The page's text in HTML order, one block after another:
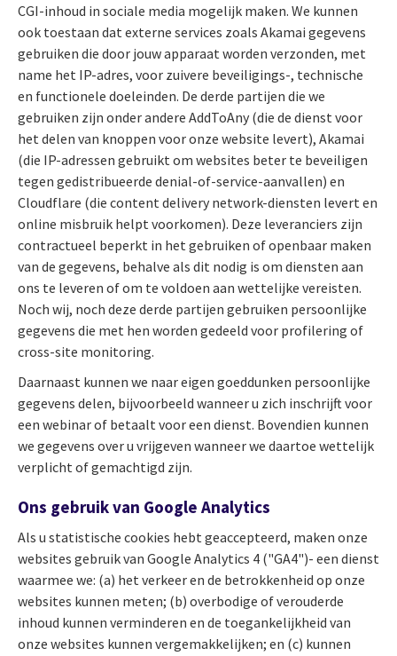
CGI-inhoud in sociale media mogelijk maken. We kunnen
ook toestaan dat externe services zoals Akamai gegevens
gebruiken die door jouw apparaat worden verzonden, met
name het IP-adres, voor zuivere beveiligings-, technische
en functionele doeleinden. De derde partijen die we
gebruiken zijn onder andere AddToAny (die de dienst voor
het delen van knoppen voor onze website levert), Akamai
(die IP-adressen gebruikt om websites beter te beveiligen
tegen gedistribueerde denial-of-service-aanvallen) en
Cloudflare (die content delivery network-diensten levert en
online misbruik helpt voorkomen). Deze leveranciers zijn
contractueel beperkt in het gebruiken of openbaar maken
van de gegevens, behalve als dit nodig is om diensten aan
ons te leveren of om te voldoen aan wettelijke vereisten.
Noch wij, noch deze derde partijen gebruiken persoonlijke
gegevens die met hen worden gedeeld voor profilering of
cross-site monitoring.
Daarnaast kunnen we naar eigen goeddunken persoonlijke
gegevens delen, bijvoorbeeld wanneer u zich inschrijft voor
een webinar of betaalt voor een dienst. Bovendien kunnen
we gegevens over u vrijgeven wanneer we daartoe wettelijk
verplicht of gemachtigd zijn.
Ons gebruik van Google Analytics
Als u statistische cookies hebt geaccepteerd, maken onze
websites gebruik van Google Analytics 4 ("GA4")- een dienst
waarmee we: (a) het verkeer en de betrokkenheid op onze
websites kunnen meten; (b) overbodige of verouderde
inhoud kunnen verminderen en de toegankelijkheid van
onze websites kunnen vergemakkelijken; en (c) kunnen